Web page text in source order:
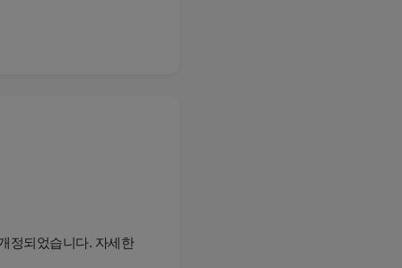
정되었습니다. 자세한